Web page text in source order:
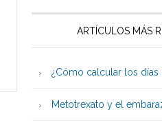
ARTÍCULOS MÁS
¿Cómo calcular los días
Metotrexato y el